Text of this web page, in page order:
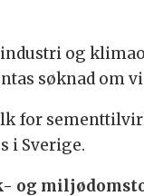
og
søknad om
for
i Sverige.
og